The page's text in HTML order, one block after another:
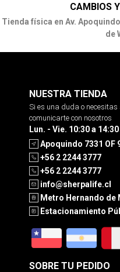
CAMBIOS
Tienda física en Av.
de
NUESTRA TIENDA
Si es una duda o
comunicarte con nosotros
Lun. - Vie. 10:30 a
Apoquindo 7331 OF
+56 2 2244 3777
+56 2 2244 3777
info@sherpalife.cl
Metro Hernando de
Estacionamiento
SOBRE TU PEDIDO